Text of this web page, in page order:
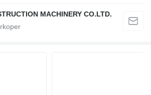
MACHINERY CO.LTD.